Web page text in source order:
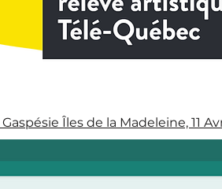
Îles de la Madeleine, 11